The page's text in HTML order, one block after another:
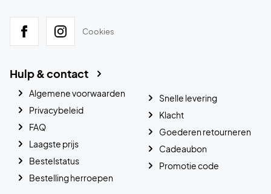
Cookies
Hulp & contact
Algemene voorwaarden
Privacybeleid
FAQ
Laagste prijs
Bestelstatus
Bestelling herroepen
Snelle levering
Klacht
Goederen retourneren
Cadeaubon
Promotie code